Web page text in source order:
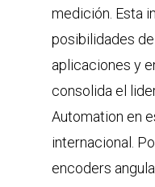
medición. Esta
posibilidades
aplicaciones y
consolida el
Automation en
internacional.
encoders